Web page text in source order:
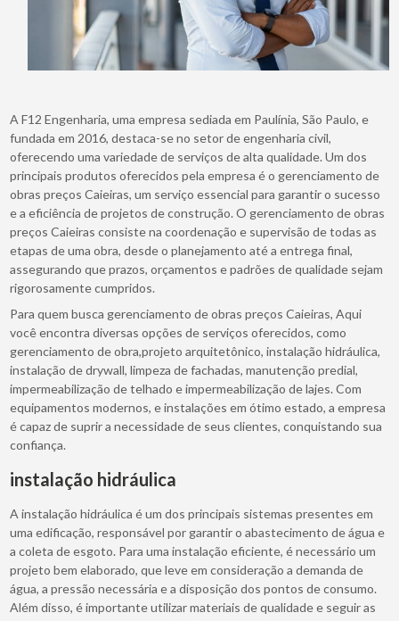
A F12 Engenharia, uma empresa sediada em Paulínia, São Paulo, e
fundada em 2016, destaca-se no setor de engenharia civil,
oferecendo uma variedade de serviços de alta qualidade. Um dos
principais produtos oferecidos pela empresa é o gerenciamento de
obras preços Caieiras, um serviço essencial para garantir o sucesso
e a eficiência de projetos de construção. O gerenciamento de obras
preços Caieiras consiste na coordenação e supervisão de todas as
etapas de uma obra, desde o planejamento até a entrega final,
assegurando que prazos, orçamentos e padrões de qualidade sejam
rigorosamente cumpridos.
Para quem busca gerenciamento de obras preços Caieiras, Aqui
você encontra diversas opções de serviços oferecidos, como
gerenciamento de obra,projeto arquitetônico, instalação hidráulica,
instalação de drywall, limpeza de fachadas, manutenção predial,
impermeabilização de telhado e impermeabilização de lajes. Com
equipamentos modernos, e instalações em ótimo estado, a empresa
é capaz de suprir a necessidade de seus clientes, conquistando sua
confiança.
instalação hidráulica
A instalação hidráulica é um dos principais sistemas presentes em
uma edificação, responsável por garantir o abastecimento de água e
a coleta de esgoto. Para uma instalação eficiente, é necessário um
projeto bem elaborado, que leve em consideração a demanda de
água, a pressão necessária e a disposição dos pontos de consumo.
Além disso, é importante utilizar materiais de qualidade e seguir as